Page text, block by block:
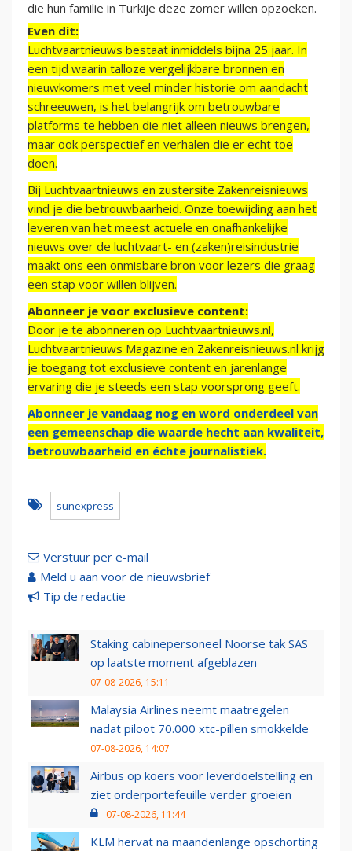
die hun familie in Turkije deze zomer willen opzoeken.
Even dit:
Luchtvaartnieuws bestaat inmiddels bijna 25 jaar. In
een tijd waarin talloze vergelijkbare bronnen en
nieuwkomers met veel minder historie om aandacht
schreeuwen, is het belangrijk om betrouwbare
platforms te hebben die niet alleen nieuws brengen,
maar ook perspectief en verhalen die er echt toe
doen.
Bij Luchtvaartnieuws en zustersite Zakenreisnieuws
vind je die betrouwbaarheid. Onze toewijding aan het
leveren van het meest actuele en onafhankelijke
nieuws over de luchtvaart- en (zaken)reisindustrie
maakt ons een onmisbare bron voor lezers die graag
een stap voor willen blijven.
Abonneer je voor exclusieve content:
Door je te abonneren op Luchtvaartnieuws.nl,
Luchtvaartnieuws Magazine en Zakenreisnieuws.nl krijg
je toegang tot exclusieve content en jarenlange
ervaring die je steeds een stap voorsprong geeft.
Abonneer je vandaag nog en word onderdeel van
een gemeenschap die waarde hecht aan kwaliteit,
betrouwbaarheid en échte journalistiek.
sunexpress
Verstuur per e-mail
Meld u aan voor de nieuwsbrief
Tip de redactie
Staking cabinepersoneel Noorse tak SAS
op laatste moment afgeblazen
07-08-2026, 15:11
Malaysia Airlines neemt maatregelen
nadat piloot 70.000 xtc-pillen smokkelde
07-08-2026, 14:07
Airbus op koers voor leverdoelstelling en
ziet orderportefeuille verder groeien
07-08-2026, 11:44
KLM hervat na maandenlange opschorting